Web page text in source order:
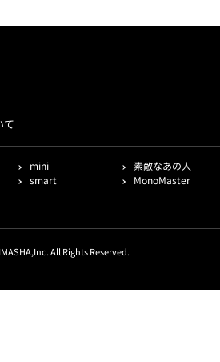
て
mini
素敵なあの人
smart
MonoMaster
All Rights Reserved.